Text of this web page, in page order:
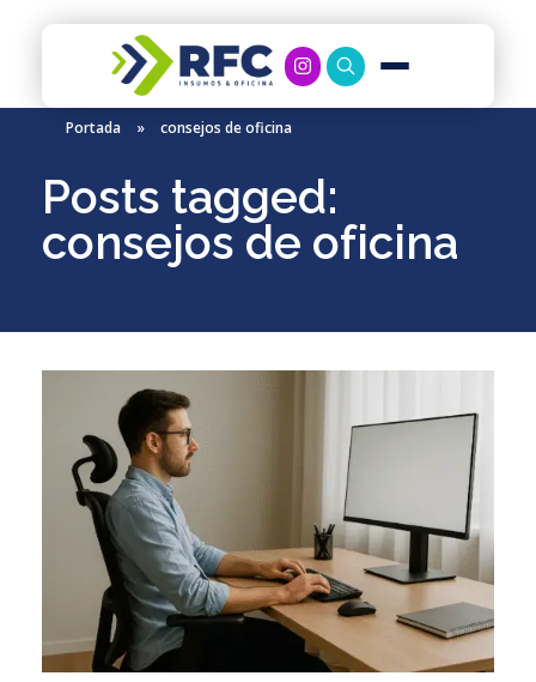
RFC Soluciones
Con 35 años de experiencia, RFC se especializa en muebles de oficina, soluciones tecnológicas y servicio técnico en Río Gallegos. Equipamos espacios de trabajo modernos y eficientes.
Portada » consejos de oficina
Posts tagged:
consejos de oficina